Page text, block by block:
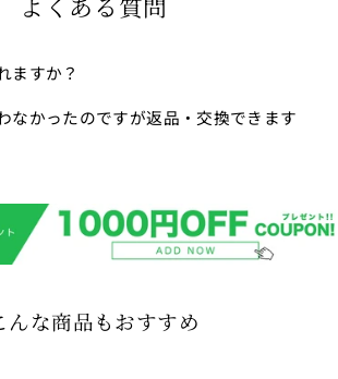
ますか？
なかったのですが返品・交換できます
んな商品もおすすめ